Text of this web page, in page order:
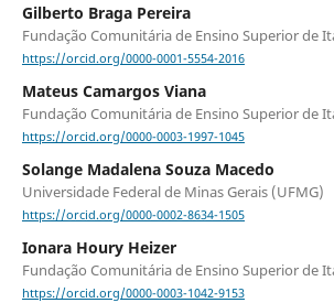
Gilberto Braga Pereira
Fundação Comunitária de Ensino Superior de
https://orcid.org/0000-0001-5554-2016
Mateus Camargos Viana
Fundação Comunitária de Ensino Superior de
https://orcid.org/0000-0003-1997-1045
Solange Madalena Souza Macedo
Universidade Federal de Minas Gerais (UFMG)
https://orcid.org/0000-0002-8634-1505
Ionara Houry Heizer
Fundação Comunitária de Ensino Superior de
https://orcid.org/0000-0003-1042-9153